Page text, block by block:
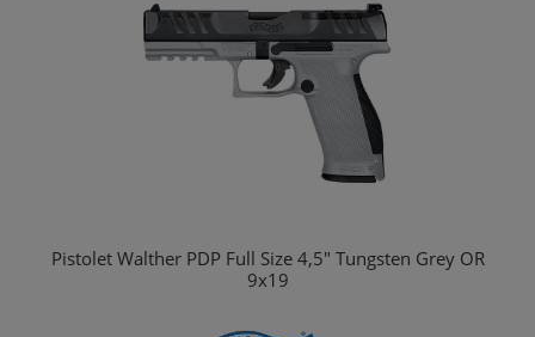
Pistolet Walther PDP Full Size 4,5" Tungsten Grey OR
9x19